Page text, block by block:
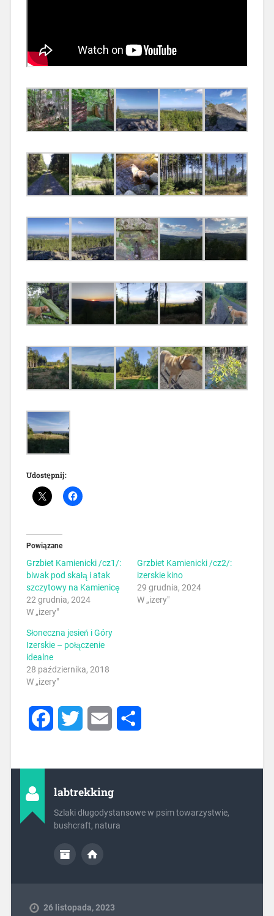
Udostępnij:
Powiązane
Grzbiet Kamienicki /cz1/:
biwak pod skałą i atak
szczytowy na Kamienicę
22 grudnia, 2024
W „izery"
Grzbiet Kamienicki /cz2/:
izerskie kino
29 grudnia, 2024
W „izery"
Słoneczna jesień i Góry
Izerskie – połączenie
idealne
28 października, 2018
W „izery"
FacebookTwitter Email
labtrekking
Szlaki długodystansowe w psim towarzystwie,
bushcraft, natura
26 listopada, 2023